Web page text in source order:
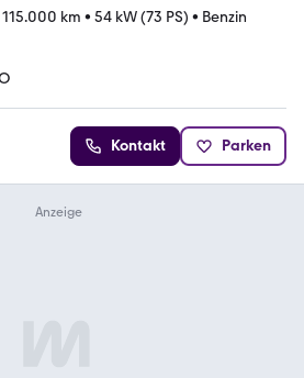
115.000 km • 54 kW (73 PS) • Benzin
Kontakt Parken